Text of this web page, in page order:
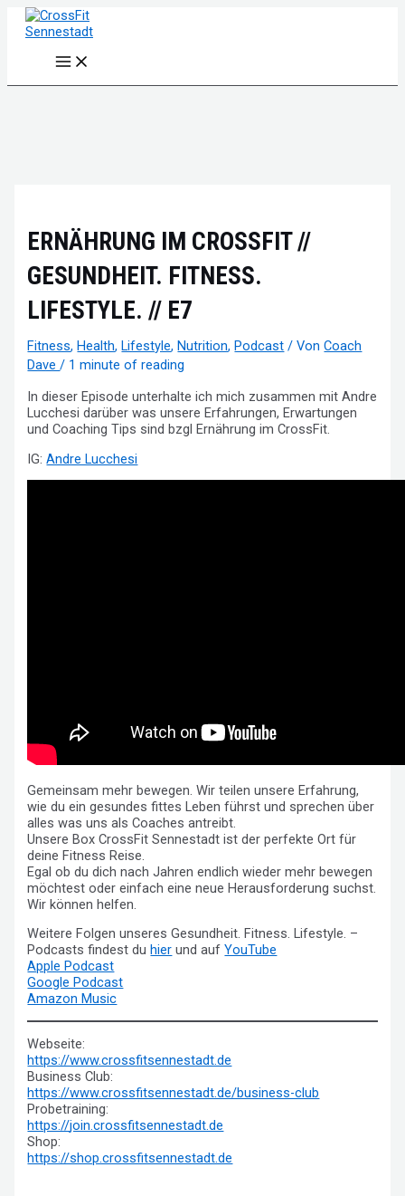
Zum
Inhalt
Main
Menu
ERNÄHRUNG IM CROSSFIT //
GESUNDHEIT. FITNESS.
LIFESTYLE. // E7
Fitness, Health, Lifestyle, Nutrition, Podcast / VonCoach
Dave/ 1 minute of reading
In dieser Episode unterhalte ich mich zusammen mit Andre
Lucchesi darüber was unsere Erfahrungen, Erwartungen
und Coaching Tips sind bzgl Ernährung im CrossFit.
IG:Andre Lucchesi
Gemeinsam mehr bewegen. Wir teilen unsere Erfahrung,
wie du ein gesundes fittes Leben führst und sprechen über
alles was uns als Coaches antreibt.
Unsere Box CrossFit Sennestadt ist der perfekte Ort für
deine Fitness Reise.
Egal ob du dich nach Jahren endlich wieder mehr bewegen
möchtest oder einfach eine neue Herausforderung suchst.
Wir können helfen.
Weitere Folgen unseres Gesundheit. Fitness. Lifestyle. –
Podcasts findest du hier und aufYouTube
Apple Podcast
Google Podcast
Amazon Music
Webseite:
https://www.crossfitsennestadt.de
Business Club:
https://www.crossfitsennestadt.de/business-club
Probetraining:
https://join.crossfitsennestadt.de
Shop:
https://shop.crossfitsennestadt.de